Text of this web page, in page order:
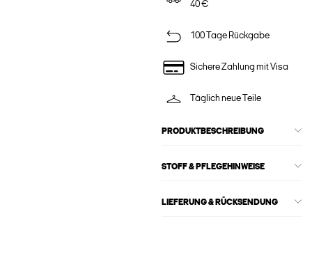
40 €
100 Tage Rückgabe
Sichere Zahlung mit Visa
Täglich neue Teile
PRODUKTBESCHREIBUNG
STOFF & PFLEGEHINWEISE
LIEFERUNG & RÜCKSENDUNG